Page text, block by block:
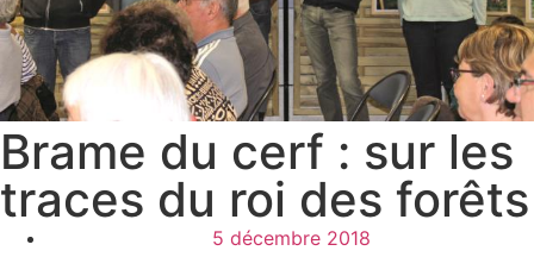
Brame du cerf : sur les
traces du roi des forêts
5 décembre 2018